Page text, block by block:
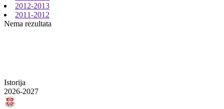
2012-2013
2011-2012
Nema rezultata
Istorija
2026-2027